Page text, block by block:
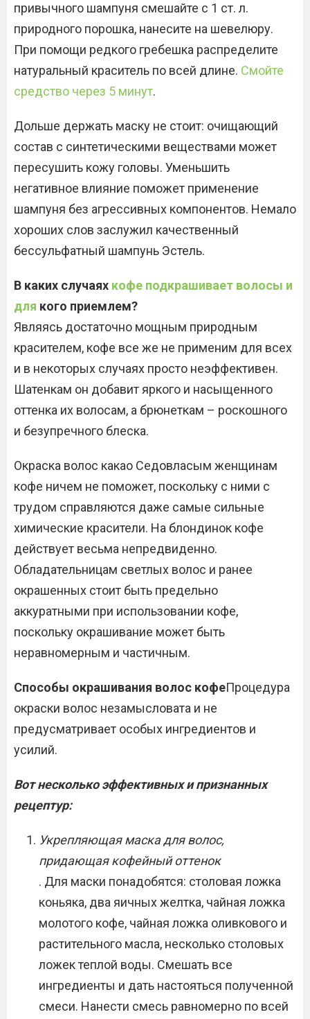
привычного шампуня смешайте с 1 ст. л.
природного порошка, нанесите на шевелюру.
При помощи редкого гребешка распределите
натуральный краситель по всей длине. Смойте
средство через 5 минут.
Дольше держать маску не стоит: очищающий
состав с синтетическими веществами может
пересушить кожу головы. Уменьшить
негативное влияние поможет применение
шампуня без агрессивных компонентов. Немало
хороших слов заслужил качественный
бессульфатный шампунь Эстель.
В каких случаях кофе подкрашивает волосы и
для кого приемлем?
Являясь достаточно мощным природным
красителем, кофе все же не применим для всех
и в некоторых случаях просто неэффективен.
Шатенкам он добавит яркого и насыщенного
оттенка их волосам, а брюнеткам – роскошного
и безупречного блеска.
Окраска волос какао Седовласым женщинам
кофе ничем не поможет, поскольку с ними с
трудом справляются даже самые сильные
химические красители. На блондинок кофе
действует весьма непредвиденно.
Обладательницам светлых волос и ранее
окрашенных стоит быть предельно
аккуратными при использовании кофе,
поскольку окрашивание может быть
неравномерным и частичным.
Способы окрашивания волос кофеПроцедура
окраски волос незамысловата и не
предусматривает особых ингредиентов и
усилий.
Вот несколько эффективных и признанных
рецептур:
Укрепляющая маска для волос,
придающая кофейный оттенок
. Для маски понадобятся: столовая ложка
коньяка, два яичных желтка, чайная ложка
молотого кофе, чайная ложка оливкового и
растительного масла, несколько столовых
ложек теплой воды. Смешать все
ингредиенты и дать настояться полученной
смеси. Нанести смесь равномерно по всей